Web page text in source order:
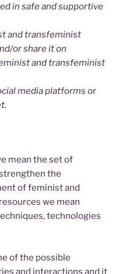
in safe and supportive
and transfeminist
or share it on
and transfeminist
media platforms or
mean the set of
the
of feminist and
we mean
technologies
of the possible
and interactions and it